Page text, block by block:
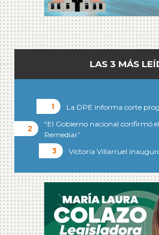
LAS 3 MÁS
La DPE informa corte
“El Gobierno nacional confirmó
Remediar”
Victoria Villarruel